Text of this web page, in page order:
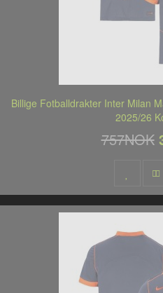
Billige Fotballdrakter Inter Milan
2025/26
757NOK